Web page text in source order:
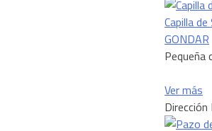
Capilla
GONDAR
Pequeña
Ver más
Dirección